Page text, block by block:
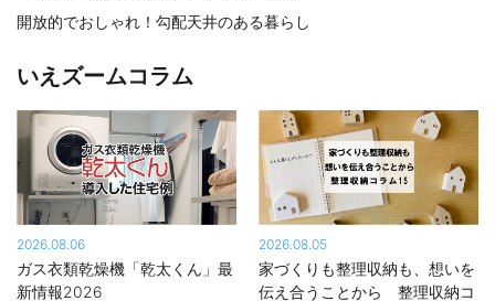
開放的でおしゃれ！勾配天井のある暮らし
いえズームコラム
2026.08.06
ガス衣類乾燥機「乾太くん」最
新情報2026
2026.08.05
家づくりも整理収納も、想いを
伝え合うことから 整理収納コ